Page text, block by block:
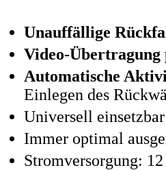
Unauffällige
Video-Übertragung
Automatische
Einlegen des
Universell
Immer optimal
Stromversorgung: